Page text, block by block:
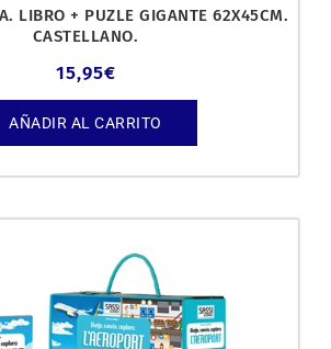
LIBRO + PUZLE GIGANTE 62X45CM.
CASTELLANO.
15,95€
AÑADIR AL CARRITO